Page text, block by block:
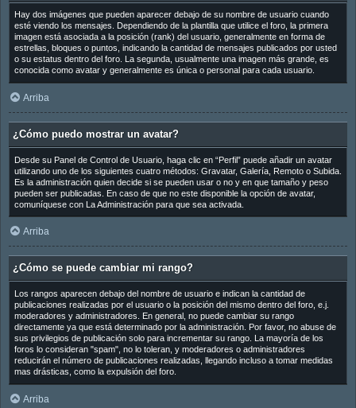
Hay dos imágenes que pueden aparecer debajo de su nombre de usuario cuando
esté viendo los mensajes. Dependiendo de la plantilla que utilice el foro, la primera
imagen está asociada a la posición (rank) del usuario, generalmente en forma de
estrellas, bloques o puntos, indicando la cantidad de mensajes publicados por usted
o su estatus dentro del foro. La segunda, usualmente una imagen más grande, es
conocida como avatar y generalmente es única o personal para cada usuario.
Arriba
¿Cómo puedo mostrar un avatar?
Desde su Panel de Control de Usuario, haga clic en “Perfil” puede añadir un avatar
utilizando uno de los siguientes cuatro métodos: Gravatar, Galería, Remoto o Subida.
Es la administración quien decide si se pueden usar o no y en que tamaño y peso
pueden ser publicadas. En caso de que no este disponible la opción de avatar,
comuníquese con La Administración para que sea activada.
Arriba
¿Cómo se puede cambiar mi rango?
Los rangos aparecen debajo del nombre de usuario e indican la cantidad de
publicaciones realizadas por el usuario o la posición del mismo dentro del foro, e.j.
moderadores y administradores. En general, no puede cambiar su rango
directamente ya que está determinado por la administración. Por favor, no abuse de
sus privilegios de publicación solo para incrementar su rango. La mayoría de los
foros lo consideran "spam", no lo toleran, y moderadores o administradores
reducirán el número de publicaciones realizadas, llegando incluso a tomar medidas
mas drásticas, como la expulsión del foro.
Arriba